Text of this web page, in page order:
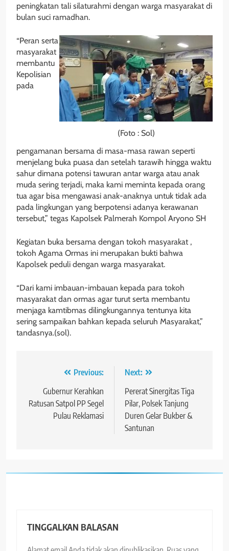
peningkatan tali silaturahmi dengan warga masyarakat di
bulan suci ramadhan.
(Foto : Sol)
“Peran serta
masyarakat
membantu
Kepolisian
pada
pengamanan bersama di masa-masa rawan seperti
menjelang buka puasa dan setelah tarawih hingga waktu
sahur dimana potensi tawuran antar warga atau anak
muda sering terjadi, maka kami meminta kepada orang
tua agar bisa mengawasi anak-anaknya untuk tidak ada
pada lingkungan yang berpotensi adanya kerawanan
tersebut,” tegas Kapolsek Palmerah Kompol Aryono SH
Kegiatan buka bersama dengan tokoh masyarakat ,
tokoh Agama Ormas ini merupakan bukti bahwa
Kapolsek peduli dengan warga masyarakat.
“Dari kami imbauan-imbauan kepada para tokoh
masyarakat dan ormas agar turut serta membantu
menjaga kamtibmas dilingkungannya tentunya kita
sering sampaikan bahkan kepada seluruh Masyarakat,”
tandasnya.(sol).
Navigasi
pos
Previous:
Gubernur Kerahkan
Ratusan Satpol PP Segel
Pulau Reklamasi
Next:
Pererat Sinergitas Tiga
Pilar, Polsek Tanjung
Duren Gelar Bukber &
Santunan
TINGGALKAN BALASAN